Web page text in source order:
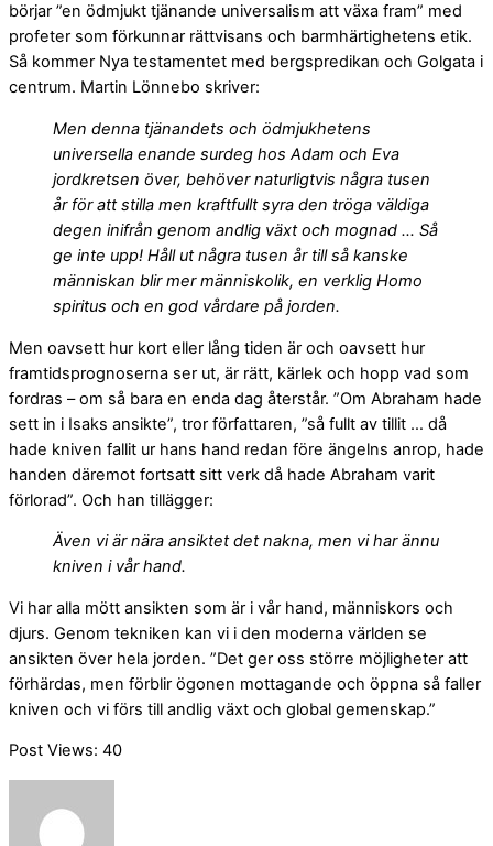
börjar ”en ödmjukt tjänande universalism att växa fram” med
profeter som förkunnar rättvisans och barmhärtighetens etik.
Så kommer Nya testamentet med bergspredikan och Golgata i
centrum. Martin Lönnebo skriver:
Men denna tjänandets och ödmjukhetens
universella enande surdeg hos Adam och Eva
jordkretsen över, behöver naturligtvis några tusen
år för att stilla men kraftfullt syra den tröga väldiga
degen inifrån genom andlig växt och mognad … Så
ge inte upp! Håll ut några tusen år till så kanske
människan blir mer människolik, en verklig Homo
spiritus och en god vårdare på jorden.
Men oavsett hur kort eller lång tiden är och oavsett hur
framtidsprognoserna ser ut, är rätt, kärlek och hopp vad som
fordras – om så bara en enda dag återstår. ”Om Abraham hade
sett in i Isaks ansikte”, tror författaren, ”så fullt av tillit … då
hade kniven fallit ur hans hand redan före ängelns anrop, hade
handen däremot fortsatt sitt verk då hade Abraham varit
förlorad”. Och han tillägger:
Även vi är nära ansiktet det nakna, men vi har ännu
kniven i vår hand.
Vi har alla mött ansikten som är i vår hand, människors och
djurs. Genom tekniken kan vi i den moderna världen se
ansikten över hela jorden. ”Det ger oss större möjligheter att
förhärdas, men förblir ögonen mottagande och öppna så faller
kniven och vi förs till andlig växt och global gemenskap.”
Post Views: 40